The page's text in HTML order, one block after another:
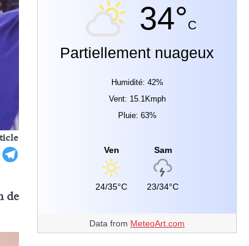
de
34°C
Partiellement nuageux
Humidité: 42%
Vent: 15.1Kmph
Pluie: 63%
Ven
24/35°C
Sam
23/34°C
Data from MeteoArt.com